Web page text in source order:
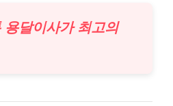
용달이사가 최고의